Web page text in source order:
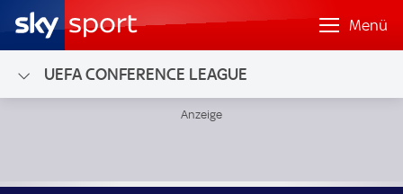
Menü
UEFA CONFERENCE LEAGUE